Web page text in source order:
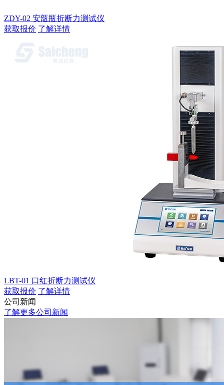
ZDY-02 安瓿瓶折断力测试仪
获取报价 了解详情
LBT-01 口红折断力测试仪
获取报价 了解详情
公司新闻
了解更多公司新闻